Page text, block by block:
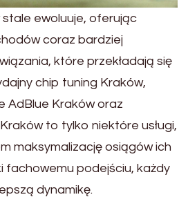
ewoluuje, oferując
coraz bardziej
które przekładają się
chip tuning Kraków,
AdBlue Kraków oraz
to tylko niektóre usługi,
maksymalizację osiągów ich
fachowemu podejściu, każdy
dynamikę.